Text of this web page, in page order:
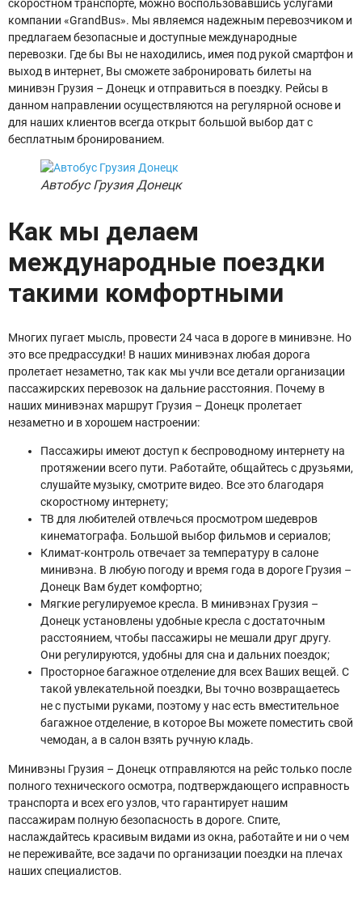
скоростном транспорте, можно воспользовавшись услугами
компании «GrandBus». Мы являемся надежным перевозчиком и
предлагаем безопасные и доступные международные
перевозки. Где бы Вы не находились, имея под рукой смартфон и
выход в интернет, Вы сможете забронировать билеты на
минивэн Грузия – Донецк и отправиться в поездку. Рейсы в
данном направлении осуществляются на регулярной основе и
для наших клиентов всегда открыт большой выбор дат с
бесплатным бронированием.
Автобус Грузия Донецк
Как мы делаем
международные поездки
такими комфортными
Многих пугает мысль, провести 24 часа в дороге в минивэне. Но
это все предрассудки! В наших минивэнах любая дорога
пролетает незаметно, так как мы учли все детали организации
пассажирских перевозок на дальние расстояния. Почему в
наших минивэнах маршрут Грузия – Донецк пролетает
незаметно и в хорошем настроении:
Пассажиры имеют доступ к беспроводному интернету на
протяжении всего пути. Работайте, общайтесь с друзьями,
слушайте музыку, смотрите видео. Все это благодаря
скоростному интернету;
ТВ для любителей отвлечься просмотром шедевров
кинематографа. Большой выбор фильмов и сериалов;
Климат-контроль отвечает за температуру в салоне
минивэна. В любую погоду и время года в дороге Грузия –
Донецк Вам будет комфортно;
Мягкие регулируемое кресла. В минивэнах Грузия –
Донецк установлены удобные кресла с достаточным
расстоянием, чтобы пассажиры не мешали друг другу.
Они регулируются, удобны для сна и дальних поездок;
Просторное багажное отделение для всех Ваших вещей. С
такой увлекательной поездки, Вы точно возвращаетесь
не с пустыми руками, поэтому у нас есть вместительное
багажное отделение, в которое Вы можете поместить свой
чемодан, а в салон взять ручную кладь.
Минивэны Грузия – Донецк отправляются на рейс только после
полного технического осмотра, подтверждающего исправность
транспорта и всех его узлов, что гарантирует нашим
пассажирам полную безопасность в дороге. Спите,
наслаждайтесь красивым видами из окна, работайте и ни о чем
не переживайте, все задачи по организации поездки на плечах
наших специалистов.